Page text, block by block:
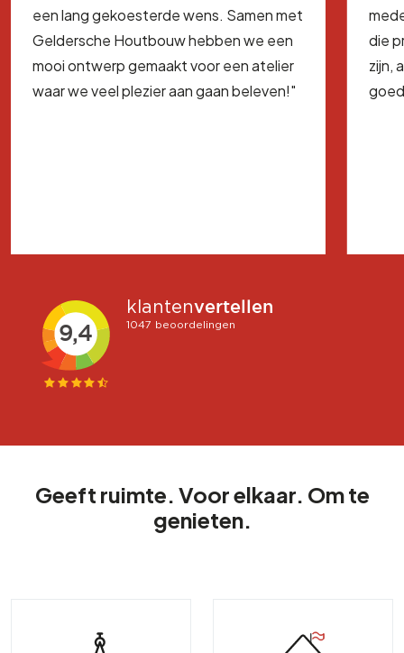
een lang gekoesterde wens. Samen met
Geldersche Houtbouw hebben we een
mooi ontwerp gemaakt voor een atelier
waar we veel plezier aan gaan beleven!"
die
zijn,
Geeft ruimte. Voor elkaar. Om te
genieten.